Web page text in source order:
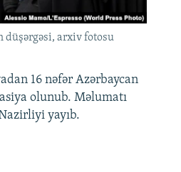
düşərgəsi, arxiv fotosu
16 nəfər Azərbaycan
olunub. Məlumatı
yayıb.